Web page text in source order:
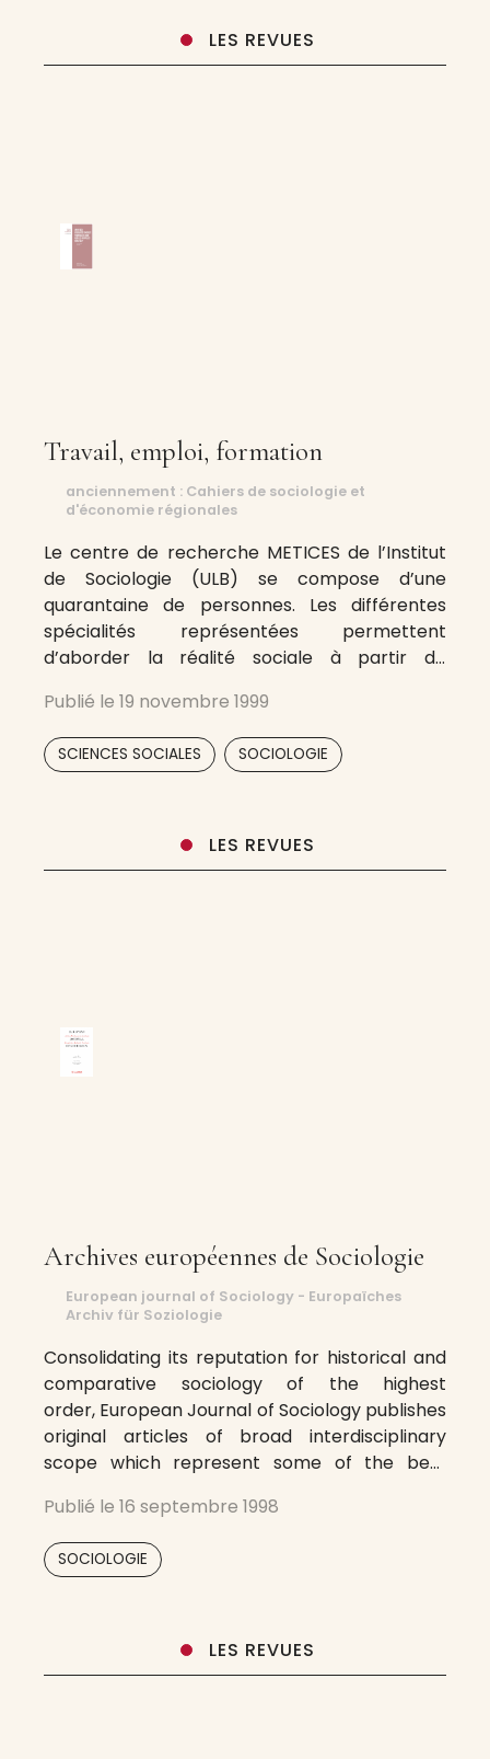
LES REVUES
Travail, emploi, formation
anciennement : Cahiers de sociologie et
d'économie régionales
Le centre de recherche METICES de l’Institut
de Sociologie (ULB) se compose d’une
quarantaine de personnes. Les différentes
spécialités représentées permettent
d’aborder la réalité sociale à partir de
de vue conceptuel que du point de vue
méthodologique. Les principales thématiques
de recherche de METICES sont les suivantes.
Publié le 19 novembre 1999
SCIENCES SOCIALES SOCIOLOGIE
LES REVUES
Archives européennes de Sociologie
European journal of Sociology - Europaïches
Archiv für Soziologie
Consolidating its reputation for historical and
comparative sociology of the highest
order, European Journal of Sociology publishes
original articles of broad interdisciplinary
scope which represent some of the best
has a strongly international perspective, with
a special interest devoted to the transition
from totalitarianism to democracy, to the
Publié le 16 septembre 1998
SOCIOLOGIE
LES REVUES